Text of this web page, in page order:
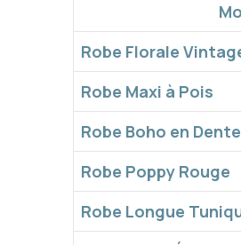
Robe Florale
Robe Maxi à Pois
Robe Boho en
Robe Poppy Rouge
Robe Longue